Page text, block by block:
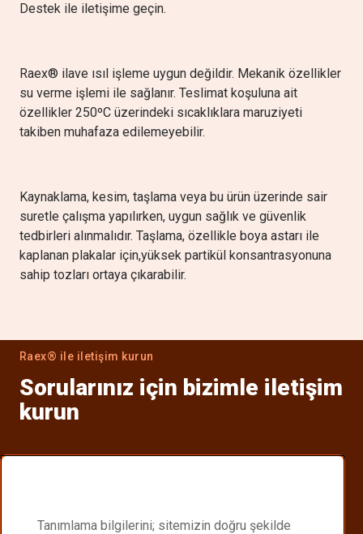
Destek ile iletişime geçin.
Raex® ilave ısıl işleme uygun değildir. Mekanik özellikler
su verme işlemi ile sağlanır. Teslimat koşuluna ait
özellikler 250ºC üzerindeki sıcaklıklara maruziyeti
takiben muhafaza edilemeyebilir.
Kaynaklama, kesim, taşlama veya bu ürün üzerinde sair
suretle çalışma yapılırken, uygun sağlık ve güvenlik
tedbirleri alınmalıdır. Taşlama, özellikle boya astarı ile
kaplanan plakalar için,yüksek partikül konsantrasyonuna
sahip tozları ortaya çıkarabilir.
Raex® ile iletişim kurun
Sorularınız için bizimle iletişim
kurun
Size en yakın Raex® distribütörünü bulun.
Tanımlama bilgilerini; sitemizin doğru şekilde